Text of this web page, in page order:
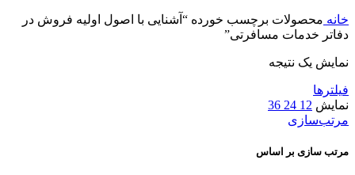
خانه محصولات برچسب خورده “آشنایی با اصول اولیه فروش در
دفاتر خدمات مسافرتی”
نمایش یک نتیجه
فیلترها
نمایش 12
24
36
مرتب‌سازی
مرتب سازی بر اساس